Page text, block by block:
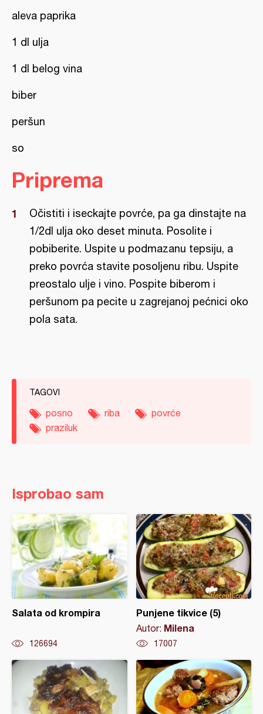
aleva paprika
1 dl ulja
1 dl belog vina
biber
peršun
so
Priprema
Očistiti i iseckajte povrće, pa ga dinstajte na
1/2dl ulja oko deset minuta. Posolite i
pobiberite. Uspite u podmazanu tepsiju, a
preko povrća stavite posoljenu ribu. Uspite
preostalo ulje i vino. Pospite biberom i
peršunom pa pecite u zagrejanoj pećnici oko
pola sata.
TAGOVI
posno riba
povrće
praziluk
Isprobao sam
Salata od krompira
126694
Punjene tikvice (5)
Autor: Milena
17007